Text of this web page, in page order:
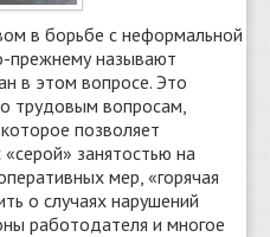
в борьбе с неформальной
прежнему называют
в этом вопросе. Это
трудовым вопросам,
позволяет
занятостью на
мер, «горячая
о случаях нарушений
работодателя и многое